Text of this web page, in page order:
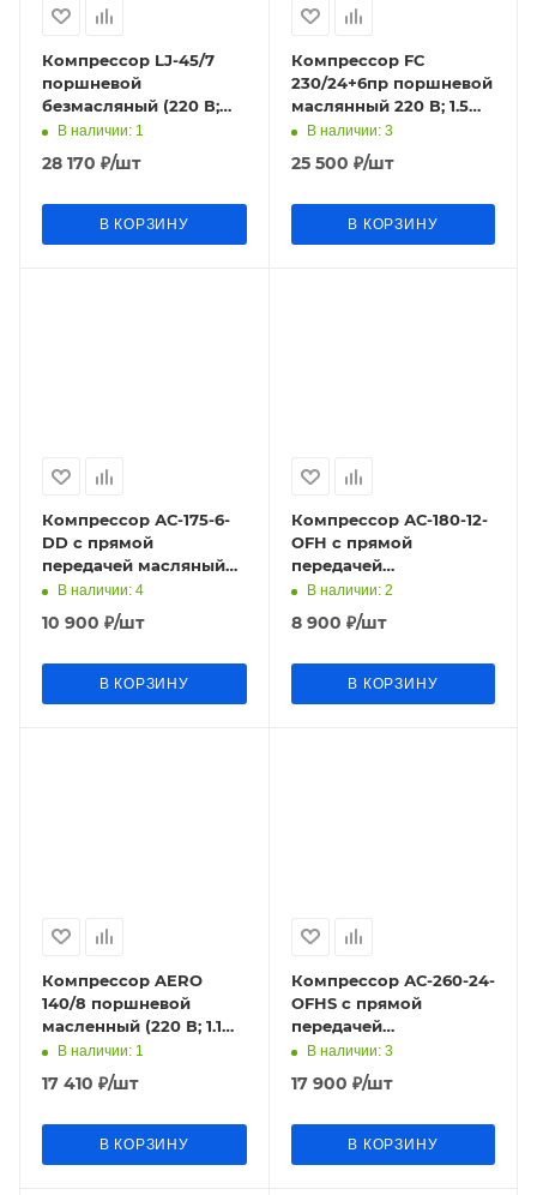
Компрессор LJ-45/7
поршневой
безмасляный (220 В;
0,55 кВт; 6 м3/ч; 15 л; 8
В наличии: 1
28 170 ₽/шт
В КОРЗИНУ
Компрессор FC
230/24+6пр поршневой
маслянный 220 В; 1.5
кВт; 222л/мин; 24 л; 8
бар; 25,кг AIR FUBAG
В наличии: 3
25 500 ₽/шт
В КОРЗИНУ
Компрессор АС-175-6-
DD с прямой
передачей масляный
(220В; 1,5кВт; 175л/мин;
6л/8бар;13.5кг) Кратон
В наличии: 4
10 900 ₽/шт
В КОРЗИНУ
Компрессор АС-180-12-
OFH с прямой
передачей
безмасляный (220В;
0,75кВт; 180л/мин;
12л/8бар;13,5кг) К
В наличии: 2
8 900 ₽/шт
В КОРЗИНУ
Компрессор AERO
140/8 поршневой
масленный (220 В; 1.1
кВт; 8,4 м3/ч; 8 л; 8 бар;
В наличии: 1
17 410 ₽/шт
В КОРЗИНУ
Компрессор АС-260-24-
OFHS с прямой
передачей
безмасляный (220В;
1,5кВт; 260л/мин;
24л/8бар;20кг) Кра
В наличии: 3
17 900 ₽/шт
В КОРЗИНУ